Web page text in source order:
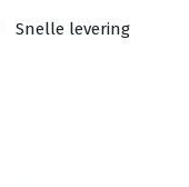
Snelle levering